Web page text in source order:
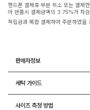
핸드폰 결제후 부분 취소 또는 결제
아 반품시 결제금액의 3.75%가 차
적립금과 복합 결제하여 주문하였을
판매자정보
세탁 가이드
사이즈 측정 방법